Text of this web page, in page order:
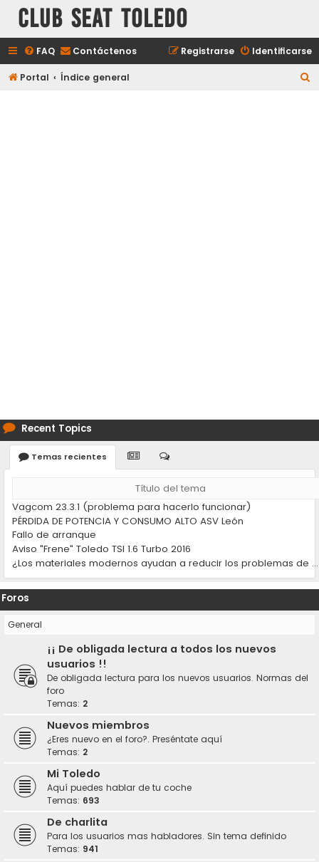
Club Seat Toledo
FAQ Contáctenos Identificarse
Registrarse
Portal Índice general
Recent Topics
Temas recientes
Título del tema
Vagcom 23.3.1 (problema para hacerlo funcionar)
PÉRDIDA DE POTENCIA Y CONSUMO ALTO ASV León
Fallo de arranque
Aviso "Frene" Toledo TSI 1.6 Turbo 2016
¿Los materiales modernos ayudan a reducir los problemas de desgaste en los coches?
Foros
General
¡¡ De obligada lectura a todos los nuevos
usuarios !!
De obligada lectura para los nuevos usuarios. Normas del
foro
Temas: 2
Nuevos miembros
¿Eres nuevo en el foro?. Preséntate aquí
Temas: 2
Mi Toledo
Aquí puedes hablar de tu coche
Temas: 693
De charlita
Para los usuarios mas habladores. Sin tema definido
Temas: 941